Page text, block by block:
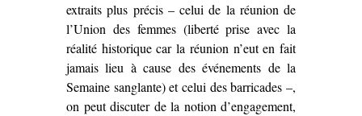
extraits plus précis – celui de la réunion de
l’Union des femmes (liberté prise avec la
réalité historique car la réunion n’eut en fait
jamais lieu à cause des événements de la
Semaine sanglante) et celui des barricades –,
on peut discuter de la notion d’engagement,